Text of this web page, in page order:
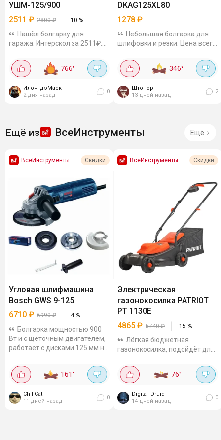
УШМ-125/900
2511 ₽ 2800₽ 10 %
Нашёл болгарку для
гаража. Интерскол за 2511₽.У
бренда, очень нравится
качество! Что тут пишут:
для металла и камня....
766°
Илон_дэМаск
2 дня назад
0
DKAG125XL80
1278 ₽
Небольшая болгарка для
шлифовки и резки. Цена всего
мощность 800 Вт, диаметром
диска 125 мм и скоростью
дачи самое...
346°
Штопор
13 дней назад
2
Ещё из ВсеИнструменты Ещё
ВсеИнструменты Скидки
Угловая шлифмашина
Bosch GWS 9-125
6710 ₽ 6990₽ 4%
Болгарка мощностью 900
Вт и с щеточным двигателем,
работает с дисками 125 мм на
Рукоятка ставится слева или
справа, есть защитный
кожух,...
161°
ChillCat
11 дней назад
0
ВсеИнструменты Скидки
Электрическая
газонокосилка PATRIOT
PT 1130E
4865 ₽ 5740₽ 15 %
Лёгкая бюджетная
газонокосилка, подойдёт для
Мощность 1,2 кВт, ширина
скашивания 32 см, есть 3
регулировкой от 25 до 65 мм....
76°
Digital_Druid
14 дней назад
0